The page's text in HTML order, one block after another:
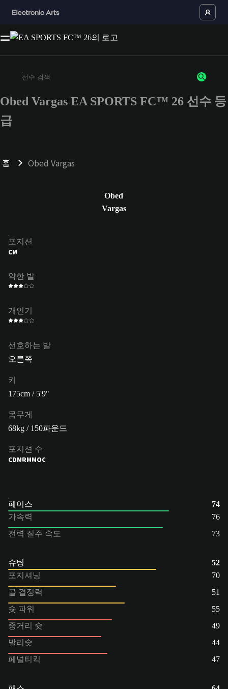
최소 3자 이상의 문자 또는 숫자를 입력하세요
Obed Vargas EA SPORTS FC™ 26 선수 등
급
홈 Obed Vargas
Obed
Vargas
포지션
CM
약한 발
개인기
선호하는 발
오른쪽
키
175cm / 5'9"
몸무게
68kg / 150파운드
포지션 수
CDMRMMOC
페이스
74
가속력
76
전력 질주 속도
73
슈팅
52
포지셔닝
70
골 결정력
51
슛 파워
55
중거리 슛
49
발리슛
44
페널티킥
47